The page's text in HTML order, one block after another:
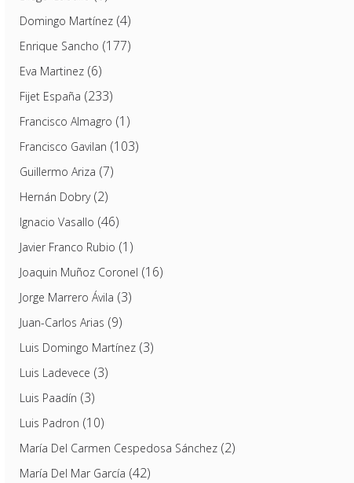
Domingo Martínez(4)
Enrique Sancho (177)
Eva Martinez(6)
Fijet España (233)
Francisco Almagro (1)
Francisco Gavilan (103)
Guillermo Ariza (7)
Hernán Dobry(2)
Ignacio Vasallo (46)
Javier Franco Rubio (1)
Joaquin Muñoz Coronel (16)
Jorge Marrero Ávila (3)
Juan-Carlos Arias (9)
Luis Domingo Martínez(3)
Luis Ladevece (3)
Luis Paadín (3)
Luis Padron (10)
María Del Carmen Cespedosa Sánchez(2)
María Del Mar García (42)